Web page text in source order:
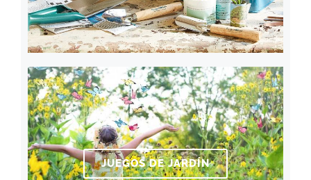
JUEGOS DE JARDÍN